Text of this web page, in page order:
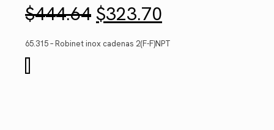
$444.64 Le
prix
initial
était :
$323.70prix
actuel
est :
65.315 – Robinet inox cadenas 2(F-F)NPT
de